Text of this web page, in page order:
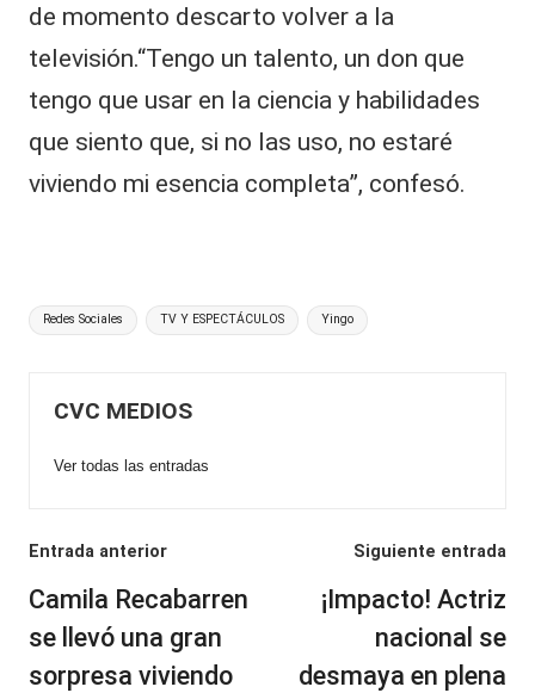
de momento descarto volver a la
televisión.“Tengo un talento, un don que
tengo que usar en la ciencia y habilidades
que siento que, si no las uso, no estaré
viviendo mi esencia completa”, confesó.
Etiquetas:
Redes Sociales TV Y ESPECTÁCULOS Yingo
CVC MEDIOS
Ver todas las entradas
Navegación
de
entradas
Entrada anterior
Camila Recabarren
se llevó una gran
sorpresa viviendo
Siguiente entrada
¡Impacto! Actriz
nacional se
desmaya en plena